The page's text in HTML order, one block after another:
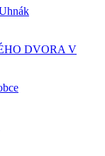
DVORA V